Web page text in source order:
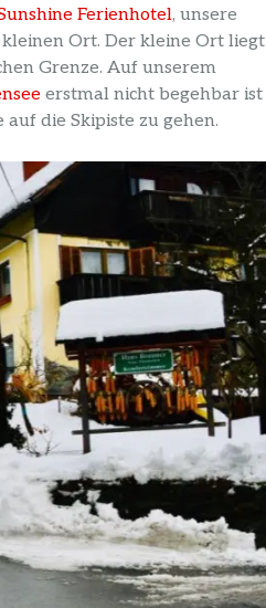
Ferienhotel, unsere
Ort. Der kleine Ort liegt
Grenze. Auf unserem
erstmal nicht begehbar ist
die Skipiste zu gehen.